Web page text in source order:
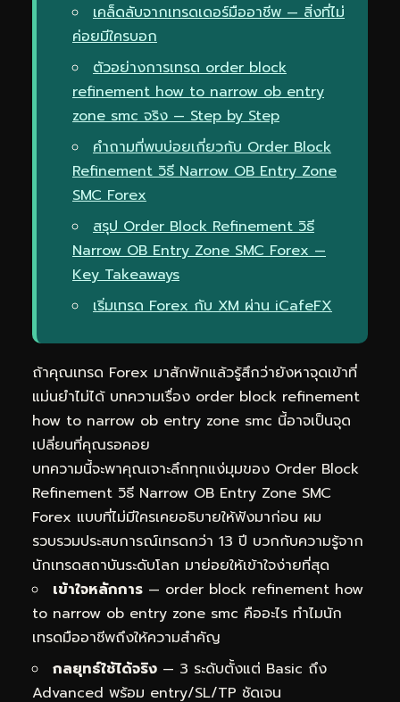
เคล็ดลับจากเทรดเดอร์มืออาชีพ — สิ่งที่ไม่
ค่อยมีใครบอก
ตัวอย่างการเทรด order block
refinement how to narrow ob entry
zone smc จริง — Step by Step
คำถามที่พบบ่อยเกี่ยวกับ Order Block
Refinement วิธี Narrow OB Entry Zone
SMC Forex
สรุป Order Block Refinement วิธี
Narrow OB Entry Zone SMC Forex —
Key Takeaways
เริ่มเทรด Forex กับ XM ผ่าน iCafeFX
ถ้าคุณเทรด Forex มาสักพักแล้วรู้สึกว่ายังหาจุดเข้าที่
แม่นยำไม่ได้ บทความเรื่อง order block refinement
how to narrow ob entry zone smc นี้อาจเป็นจุด
เปลี่ยนที่คุณรอคอย
บทความนี้จะพาคุณเจาะลึกทุกแง่มุมของ Order Block
Refinement วิธี Narrow OB Entry Zone SMC
Forex แบบที่ไม่มีใครเคยอธิบายให้ฟังมาก่อน ผม
รวบรวมประสบการณ์เทรดกว่า 13 ปี บวกกับความรู้จาก
นักเทรดสถาบันระดับโลก มาย่อยให้เข้าใจง่ายที่สุด
เข้าใจหลักการ — order block refinement how
to narrow ob entry zone smc คืออะไร ทำไมนัก
เทรดมืออาชีพถึงให้ความสำคัญ
กลยุทธ์ใช้ได้จริง — 3 ระดับตั้งแต่ Basic ถึง
Advanced พร้อม entry/SL/TP ชัดเจน